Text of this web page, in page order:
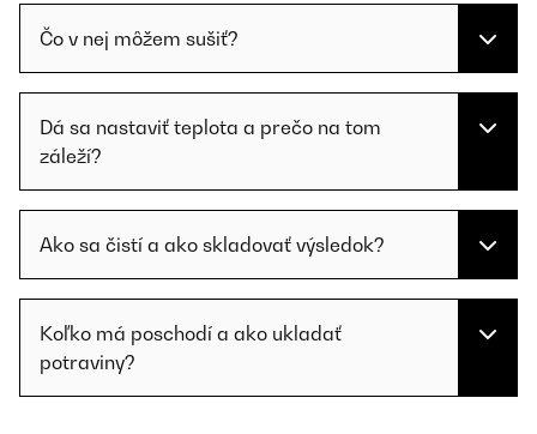
Čo v nej môžem sušiť?
Dá sa nastaviť teplota a prečo na tom
záleží?
Ako sa čistí a ako skladovať výsledok?
Koľko má poschodí a ako ukladať
potraviny?